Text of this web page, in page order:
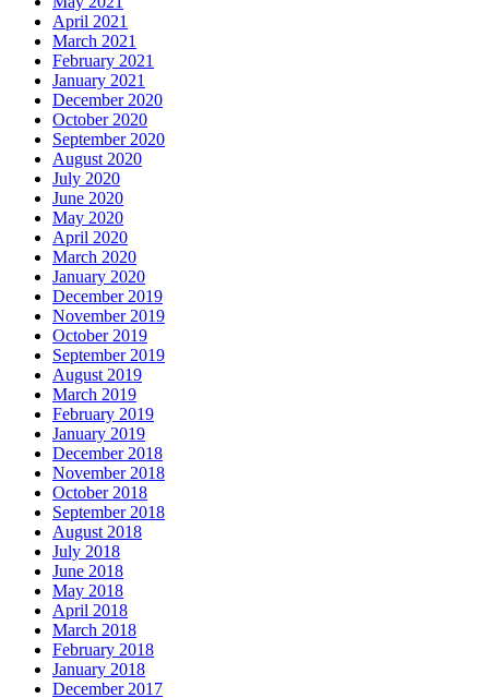
April 2021
March 2021
February 2021
January 2021
December 2020
October 2020
September 2020
August 2020
July 2020
June 2020
May 2020
April 2020
March 2020
January 2020
December 2019
November 2019
October 2019
September 2019
August 2019
March 2019
February 2019
January 2019
December 2018
November 2018
October 2018
September 2018
August 2018
July 2018
June 2018
May 2018
April 2018
March 2018
February 2018
January 2018
December 2017